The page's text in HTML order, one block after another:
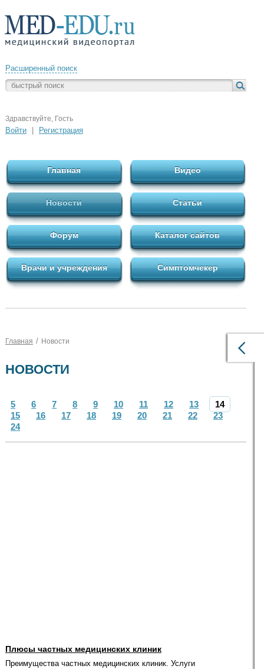
Расширенный поиск
Здравствуйте, Гость
Войти Регистрация
Главная Видео
Новости Статьи
Форум Каталог сайтов
Врачи и учреждения Симптомчекер
Главная / Новости
НОВОСТИ
5 6 7 8 9 10 11 12 13
14
15
16 17 18 19 20 21 22
23
24
Плюсы частных медицинских клиник
Преимущества частных медицинских клиник. Услуги